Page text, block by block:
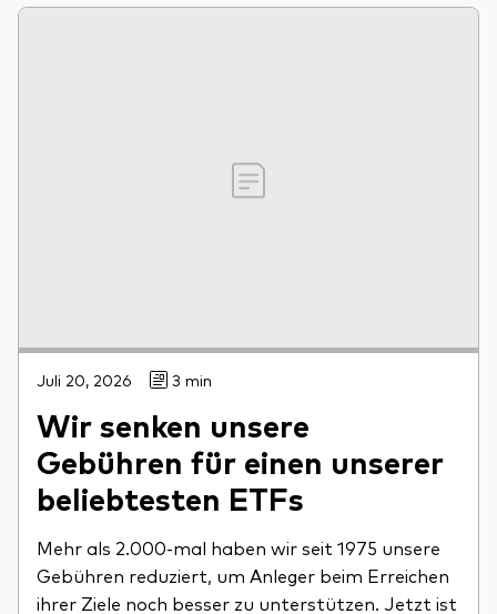
Juli 20, 2026 3 min
Wir senken unsere
Gebühren für einen unserer
beliebtesten ETFs
Mehr als 2.000-mal haben wir seit 1975 unsere
Gebühren reduziert, um Anleger beim Erreichen
ihrer Ziele noch besser zu unterstützen. Jetzt ist